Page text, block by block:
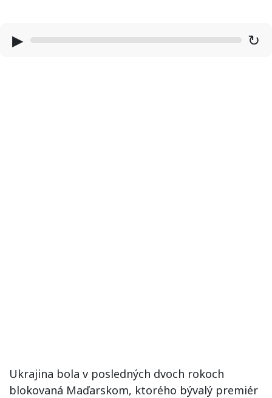
▶ ↻
Ukrajina bola v posledných dvoch rokoch
blokovaná Maďarskom, ktorého bývalý premiér